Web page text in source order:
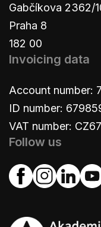
Gabčíkova 2362/
Praha 8
182 00
Invoicing data
Account number:
ID number:
VAT number:
Follow us